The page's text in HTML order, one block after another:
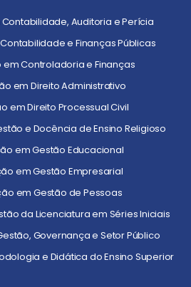
Auditoria e Perícia
e Finanças Públicas
Controladoria e Finanças
em Direito Administrativo
em Direito Processual Civil
e Docência de Ensino Religioso
em Gestão Educacional
em Gestão Empresarial
em Gestão de Pessoas
da Licenciatura em Séries Iniciais
Governança e Setor Público
e Didática do Ensino Superior